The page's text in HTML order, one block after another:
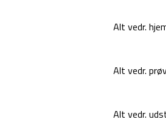
Alt vedr.
Alt vedr.
Alt vedr.